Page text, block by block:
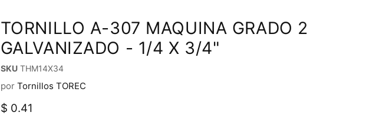
TORNILLO A-307 MAQUINA GRADO 2
GALVANIZADO - 1/4 X 3/4"
SKU THM14X34
por Tornillos TOREC
Precio actual
$ 0.41